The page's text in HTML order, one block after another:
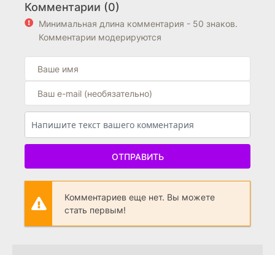
Комментарии (0)
Минимальная длина комментария - 50 знаков.
Комментарии модерируются
ОТПРАВИТЬ
Комментариев еще нет. Вы можете
стать первым!